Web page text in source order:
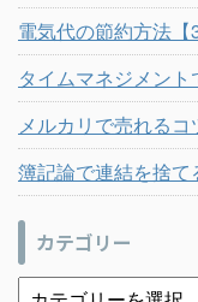
電気代の節約方法【3
タイムマネジメント
メルカリで売れるコ
簿記論で連結を捨て
カテゴリー